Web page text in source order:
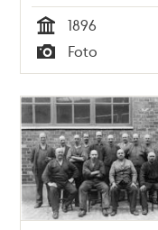
Tid
1896
Typ
Foto